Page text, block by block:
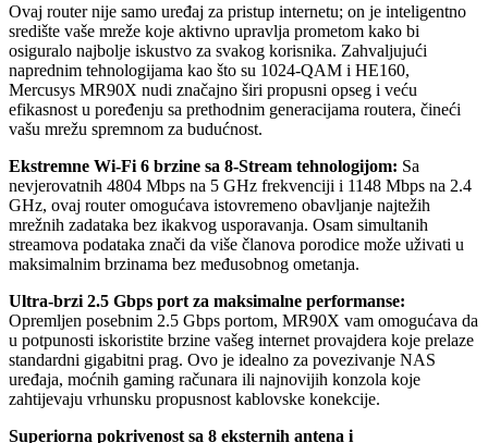
Ovaj router nije samo uređaj za pristup internetu; on je inteligentno
središte vaše mreže koje aktivno upravlja prometom kako bi
osiguralo najbolje iskustvo za svakog korisnika. Zahvaljujući
naprednim tehnologijama kao što su 1024-QAM i HE160,
Mercusys MR90X nudi značajno širi propusni opseg i veću
efikasnost u poređenju sa prethodnim generacijama routera, čineći
vašu mrežu spremnom za budućnost.
Ekstremne Wi-Fi 6 brzine sa 8-Stream tehnologijom: Sa
nevjerovatnih 4804 Mbps na 5 GHz frekvenciji i 1148 Mbps na 2.4
GHz, ovaj router omogućava istovremeno obavljanje najtežih
mrežnih zadataka bez ikakvog usporavanja. Osam simultanih
streamova podataka znači da više članova porodice može uživati u
maksimalnim brzinama bez međusobnog ometanja.
Ultra-brzi 2.5 Gbps port za maksimalne performanse:
Opremljen posebnim 2.5 Gbps portom, MR90X vam omogućava da
u potpunosti iskoristite brzine vašeg internet provajdera koje prelaze
standardni gigabitni prag. Ovo je idealno za povezivanje NAS
uređaja, moćnih gaming računara ili najnovijih konzola koje
zahtijevaju vrhunsku propusnost kablovske konekcije.
Superiorna pokrivenost sa 8 eksternih antena i